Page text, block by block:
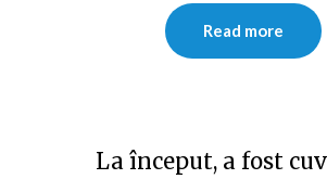
Read more
La început, a fost